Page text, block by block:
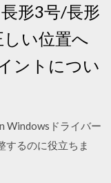
形3号/長形
い位置へ
ントについ
Windowsドライバー
するのに役立ちま